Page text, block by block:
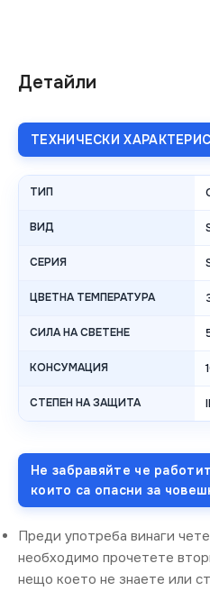
Детайли
ТЕХНИЧЕСКИ
ТИП
ВИД
СЕРИЯ
ЦВЕТНА ТЕМПЕРАТУРА
СИЛА НА СВЕТЕНЕ
КОНСУМАЦИЯ
СТЕПЕН НА ЗАЩИТА
Не забравяйте че
които са опасни за
Преди употреба винаги
необходимо прочетете
нещо което не знаете или